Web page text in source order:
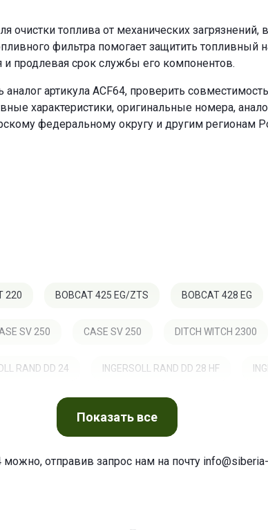
очистки топлива от механических
фильтра помогает защитить
и продлевая срок службы его компонентов.
артикула ACF64, проверить
характеристики, оригинальные номера,
федеральному округу и другим регионам
220 BOBCAT 425 EG/ZTS BOBCAT 428 EG
SV 250 CASE SV 250 DITCH WITCH 2300
RAND DD 24 INGERSOLL RAND DD 28 HF
NANNI DIESEL N 2.10
Показатьвсе
отправив запрос нам на почту